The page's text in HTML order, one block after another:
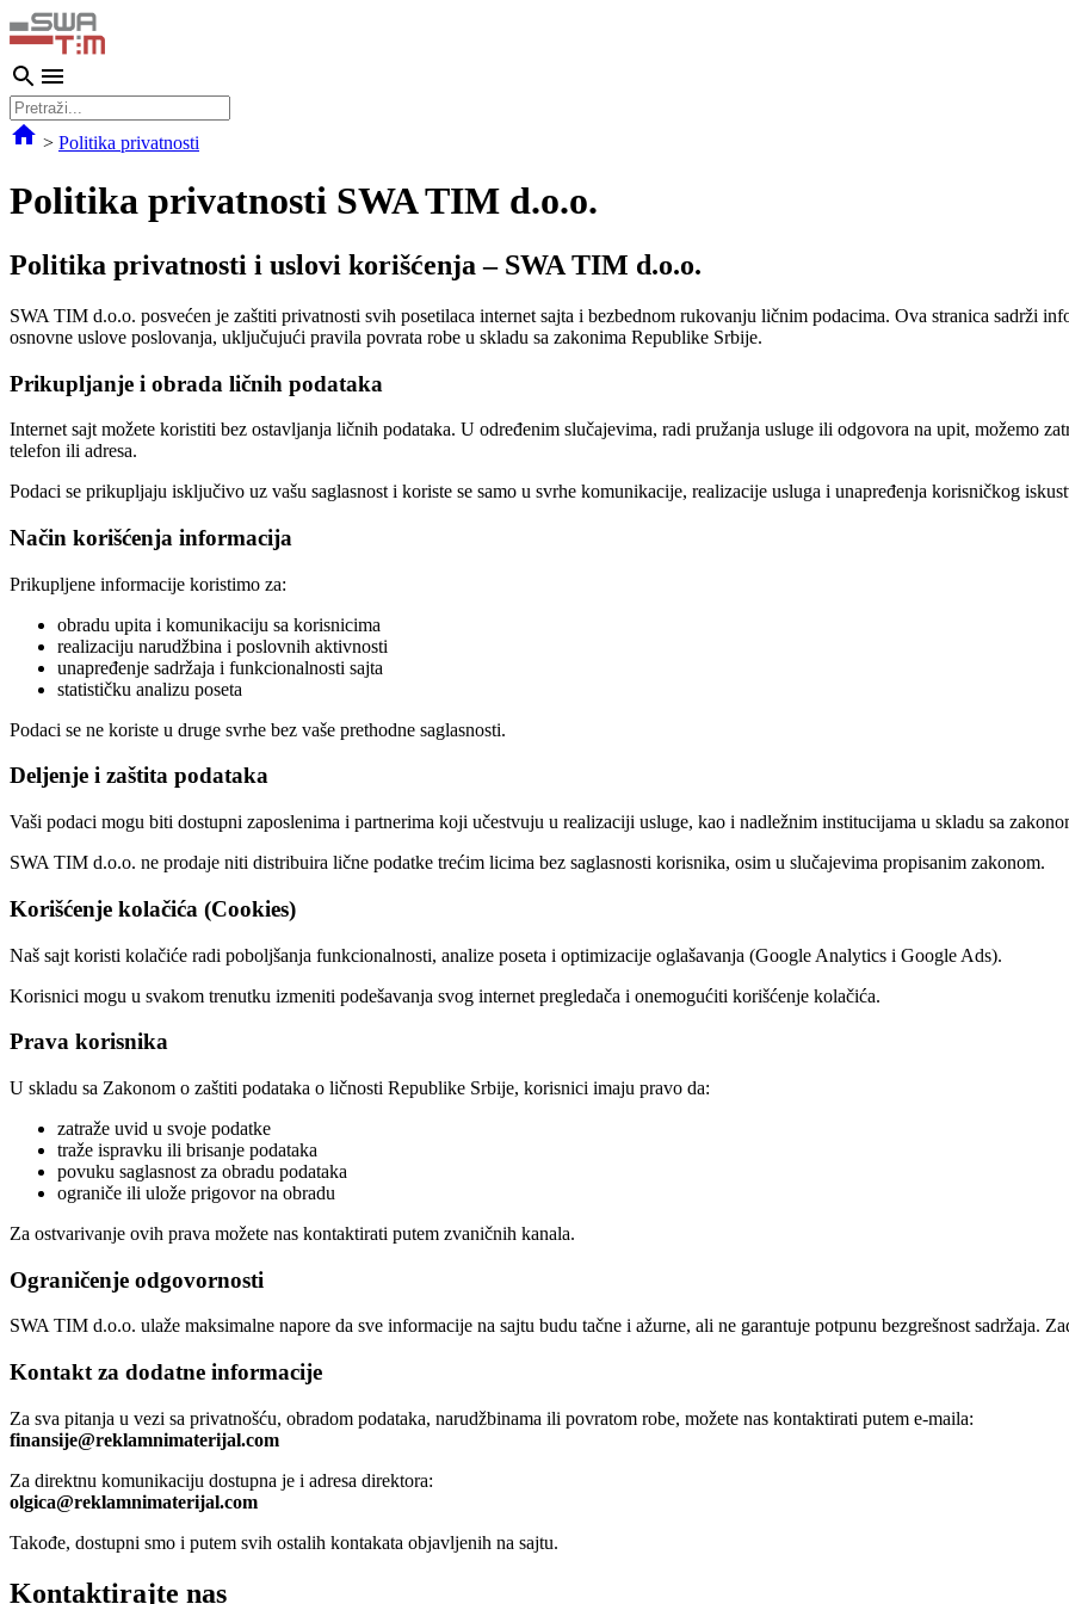
> Politika privatnosti
Politika privatnosti SWA TIM d.o.o.
Politika privatnosti i uslovi korišćenja – SWA TIM d.o.o.
SWA TIM d.o.o. posvećen je zaštiti privatnosti svih posetilaca internet sajta i bezbednom rukovanju ličnim podacima. Ova stranica sadrži
osnovne uslove poslovanja, uključujući pravila povrata robe u skladu sa zakonima Republike Srbije.
Prikupljanje i obrada ličnih podataka
Internet sajt možete koristiti bez ostavljanja ličnih podataka. U određenim slučajevima, radi pružanja usluge ili odgovora na upit, možemo
telefon ili adresa.
Podaci se prikupljaju isključivo uz vašu saglasnost i koriste se samo u svrhe komunikacije, realizacije usluga i unapređenja korisničkog
Način korišćenja informacija
Prikupljene informacije koristimo za:
obradu upita i komunikaciju sa korisnicima
realizaciju narudžbina i poslovnih aktivnosti
unapređenje sadržaja i funkcionalnosti sajta
statističku analizu poseta
Podaci se ne koriste u druge svrhe bez vaše prethodne saglasnosti.
Deljenje i zaštita podataka
Vaši podaci mogu biti dostupni zaposlenima i partnerima koji učestvuju u realizaciji usluge, kao i nadležnim institucijama u skladu sa
SWA TIM d.o.o. ne prodaje niti distribuira lične podatke trećim licima bez saglasnosti korisnika, osim u slučajevima propisanim zakonom.
Korišćenje kolačića (Cookies)
Naš sajt koristi kolačiće radi poboljšanja funkcionalnosti, analize poseta i optimizacije oglašavanja (Google Analytics i Google Ads).
Korisnici mogu u svakom trenutku izmeniti podešavanja svog internet pregledača i onemogućiti korišćenje kolačića.
Prava korisnika
U skladu sa Zakonom o zaštiti podataka o ličnosti Republike Srbije, korisnici imaju pravo da:
zatraže uvid u svoje podatke
traže ispravku ili brisanje podataka
povuku saglasnost za obradu podataka
ograniče ili ulože prigovor na obradu
Za ostvarivanje ovih prava možete nas kontaktirati putem zvaničnih kanala.
Ograničenje odgovornosti
SWA TIM d.o.o. ulaže maksimalne napore da sve informacije na sajtu budu tačne i ažurne, ali ne garantuje potpunu bezgrešnost sadržaja.
Kontakt za dodatne informacije
Za sva pitanja u vezi sa privatnošću, obradom podataka, narudžbinama ili povratom robe, možete nas kontaktirati putem e-maila:
finansije@reklamnimaterijal.com
Za direktnu komunikaciju dostupna je i adresa direktora:
olgica@reklamnimaterijal.com
Takođe, dostupni smo i putem svih ostalih kontakata objavljenih na sajtu.
Kontaktirajte nas